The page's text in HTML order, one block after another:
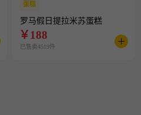
蛋糕
罗马假日提拉米苏蛋糕
￥188
已售卖4519件